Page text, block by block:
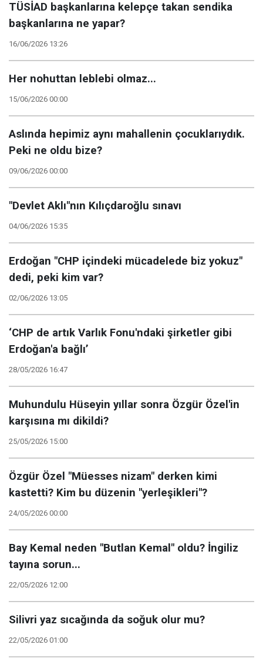
TÜSİAD başkanlarına kelepçe takan sendika
başkanlarına ne yapar?
16/06/2026 13:26
Her nohuttan leblebi olmaz...
15/06/2026 00:00
Aslında hepimiz aynı mahallenin çocuklarıydık.
Peki ne oldu bize?
09/06/2026 00:00
"Devlet Aklı"nın Kılıçdaroğlu sınavı
04/06/2026 15:35
Erdoğan "CHP içindeki mücadelede biz yokuz"
dedi, peki kim var?
02/06/2026 13:05
‘CHP de artık Varlık Fonu'ndaki şirketler gibi
Erdoğan'a bağlı’
28/05/2026 16:47
Muhundulu Hüseyin yıllar sonra Özgür Özel'in
karşısına mı dikildi?
25/05/2026 15:00
Özgür Özel "Müesses nizam" derken kimi
kastetti? Kim bu düzenin "yerleşikleri"?
24/05/2026 00:00
Bay Kemal neden "Butlan Kemal" oldu? İngiliz
tayına sorun...
22/05/2026 12:00
Silivri yaz sıcağında da soğuk olur mu?
22/05/2026 01:00